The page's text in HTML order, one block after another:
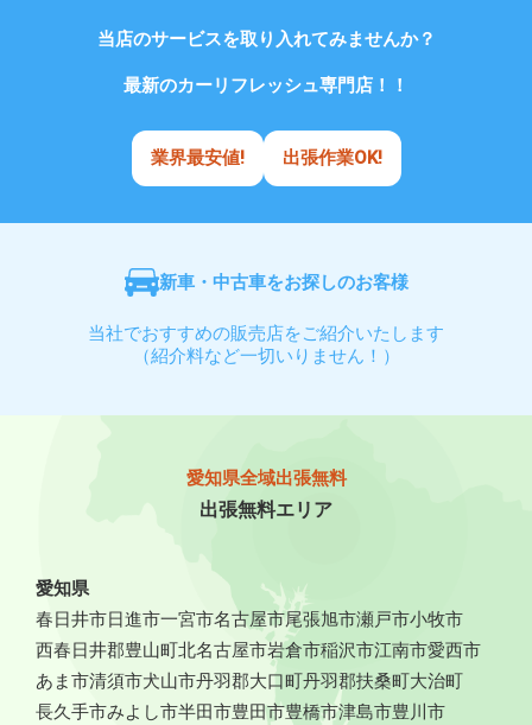
当店のサービスを取り入れてみませんか？
最新のカーリフレッシュ専門店！！
業界最安値! 出張作業OK!
新車・中古車をお探しのお客様
当社でおすすめの販売店をご紹介いたします
（紹介料など一切いりません！）
愛知県全域出張無料
出張無料エリア
愛知県
春日井市日進市一宮市名古屋市尾張旭市瀬戸市小牧市
西春日井郡豊山町北名古屋市岩倉市稲沢市江南市愛西市
あま市清須市犬山市丹羽郡大口町丹羽郡扶桑町大治町
長久手市みよし市半田市豊田市豊橋市津島市豊川市